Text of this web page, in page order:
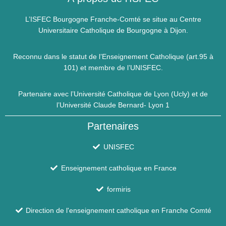
L’ISFEC Bourgogne Franche-Comté se situe au Centre
Universitaire Catholique de Bourgogne à Dijon.
Reconnu dans le statut de l’Enseignement Catholique (art.95 à
101) et membre de l’UNISFEC.
Partenaire avec l’Université Catholique de Lyon (Ucly) et de
l’Université Claude Bernard- Lyon 1
Partenaires
UNISFEC
Enseignement catholique en France
formiris
Direction de l'enseignement catholique en Franche Comté